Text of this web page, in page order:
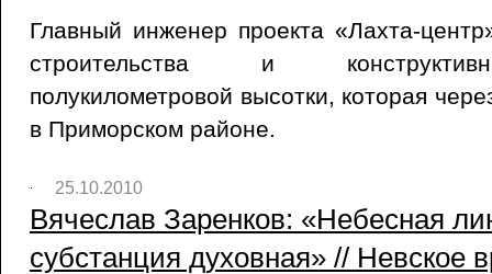
Главный инженер проекта «Лахта-
строительства и
полукилометровой высотки, которая
в Приморском районе.
25.10.2010
Вячеслав Заренков: «Небесная
субстанция духовная» // Невское